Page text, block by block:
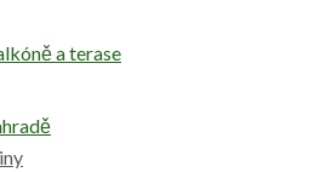
a terase